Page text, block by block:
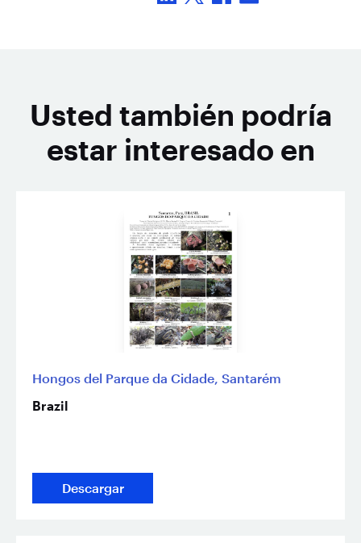
Usted también podría
estar interesado en
Hongos del Parque da Cidade, Santarém
Brazil
Descargar